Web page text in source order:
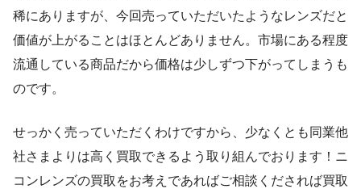
稀にありますが、今回売っていただいたようなレンズだと
価値が上がることはほとんどありません。市場にある程度
流通している商品だから価格は少しずつ下がってしまうも
のです。
せっかく売っていただくわけですから、少なくとも同業他
社さまよりは高く買取できるよう取り組んでおります！ニ
コンレンズの買取をお考えであればご相談くだされば買取